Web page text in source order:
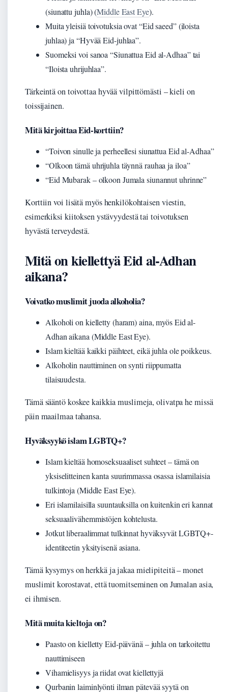
(siunattu juhla) (Middle East Eye).
Muita yleisiä toivotuksia ovat “Eid saeed” (iloista
juhlaa) ja “Hyvää Eid-juhlaa”.
Suomeksi voi sanoa “Siunattua Eid al-Adhaa” tai
“Iloista uhrijuhlaa”.
Tärkeintä on toivottaa hyvää vilpittömästi – kieli on
toissijainen.
Mitä kirjoittaa Eid-korttiin?
“Toivon sinulle ja perheellesi siunattua Eid al-Adhaa”
“Olkoon tämä uhrijuhla täynnä rauhaa ja iloa”
“Eid Mubarak – olkoon Jumala siunannut uhrinne”
Korttiin voi lisätä myös henkilökohtaisen viestin,
esimerkiksi kiitoksen ystävyydestä tai toivotuksen
hyvästä terveydestä.
Mitä on kiellettyä Eid al-Adhan
aikana?
Voivatko muslimit juoda alkoholia?
Alkoholi on kielletty (haram) aina, myös Eid al-
Adhan aikana (Middle East Eye).
Islam kieltää kaikki päihteet, eikä juhla ole poikkeus.
Alkoholin nauttiminen on synti riippumatta
tilaisuudesta.
Tämä sääntö koskee kaikkia muslimeja, olivatpa he missä
päin maailmaa tahansa.
Hyväksyykö islam LGBTQ+?
Islam kieltää homoseksuaaliset suhteet – tämä on
yksiselitteinen kanta suurimmassa osassa islamilaisia
tulkintoja (Middle East Eye).
Eri islamilaisilla suuntauksilla on kuitenkin eri kannat
seksuaalivähemmistöjen kohtelusta.
Jotkut liberaalimmat tulkinnat hyväksyvät LGBTQ+-
identiteetin yksityisenä asiana.
Tämä kysymys on herkkä ja jakaa mielipiteitä – monet
muslimit korostavat, että tuomitseminen on Jumalan asia,
ei ihmisen.
Mitä muita kieltoja on?
Paasto on kielletty Eid-päivänä – juhla on tarkoitettu
nauttimiseen
Vihamielisyys ja riidat ovat kiellettyjä
Qurbanin laiminlyönti ilman pätevää syytä on